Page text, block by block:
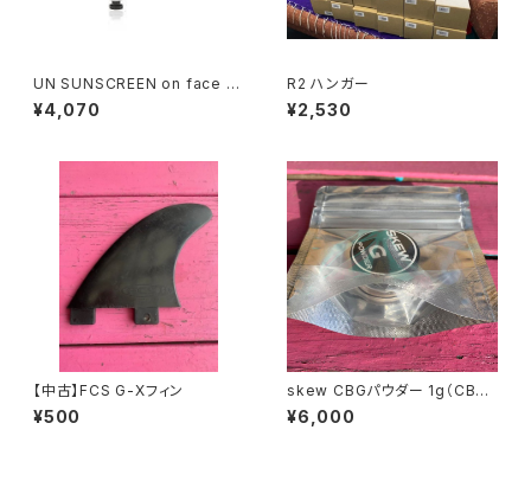
UN SUNSCREEN on face fr
agrance（日やけ止めクリーム
顔用）
¥4,070
R2 ハンガー
¥2,530
【中古】FCS G-Xフィン
¥500
skew CBGパウダー 1g（CBG9
50mg）
¥6,000